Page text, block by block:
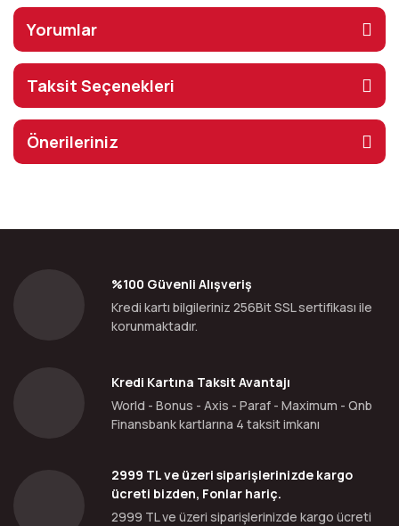
Yorumlar
Taksit Seçenekleri
Önerileriniz
%100 Güvenli Alışveriş
Kredi kartı bilgileriniz 256Bit SSL sertifikası ile
korunmaktadır.
Kredi Kartına Taksit Avantajı
World - Bonus - Axis - Paraf - Maximum - Qnb
Finansbank kartlarına 4 taksit imkanı
2999 TL ve üzeri siparişlerinizde kargo
ücreti bizden, Fonlar hariç.
2999 TL ve üzeri siparişlerinizde kargo ücreti